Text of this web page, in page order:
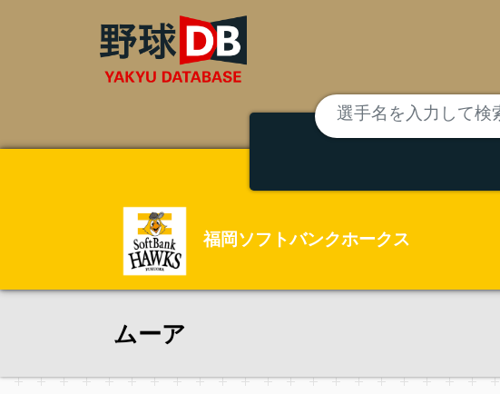
福岡ソフトバンクホークス
ムーア